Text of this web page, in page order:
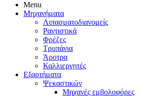
Menu
Μηχανήματα
Λιπασματοδιανομείς
Ραντιστικά
Φρέζες
Τρυπάνια
Άροτρα
Καλλιεργητές
Εξαρτήματα
Ψεκαστικών
Μηχανές εμβολοφόρες